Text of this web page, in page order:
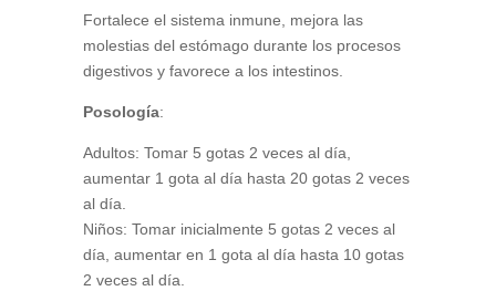
Fortalece el sistema inmune, mejora las
molestias del estómago durante los procesos
digestivos y favorece a los intestinos.
Posología:
Adultos: Tomar 5 gotas 2 veces al día,
aumentar 1 gota al día hasta 20 gotas 2 veces
al día.
Niños: Tomar inicialmente 5 gotas 2 veces al
día, aumentar en 1 gota al día hasta 10 gotas
2 veces al día.